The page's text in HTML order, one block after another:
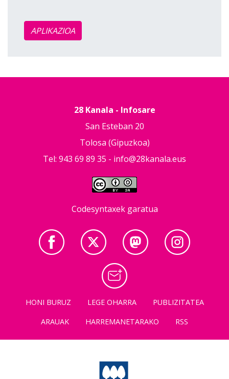
APLIKAZIOA
28 Kanala - Infosare
San Esteban 20
Tolosa (Gipuzkoa)
Tel: 943 69 89 35 - info@28kanala.eus
Codesyntaxek garatua
HONI BURUZ LEGE OHARRA
PUBLIZITATEA
ARAUAK
HARREMANETARAKO RSS